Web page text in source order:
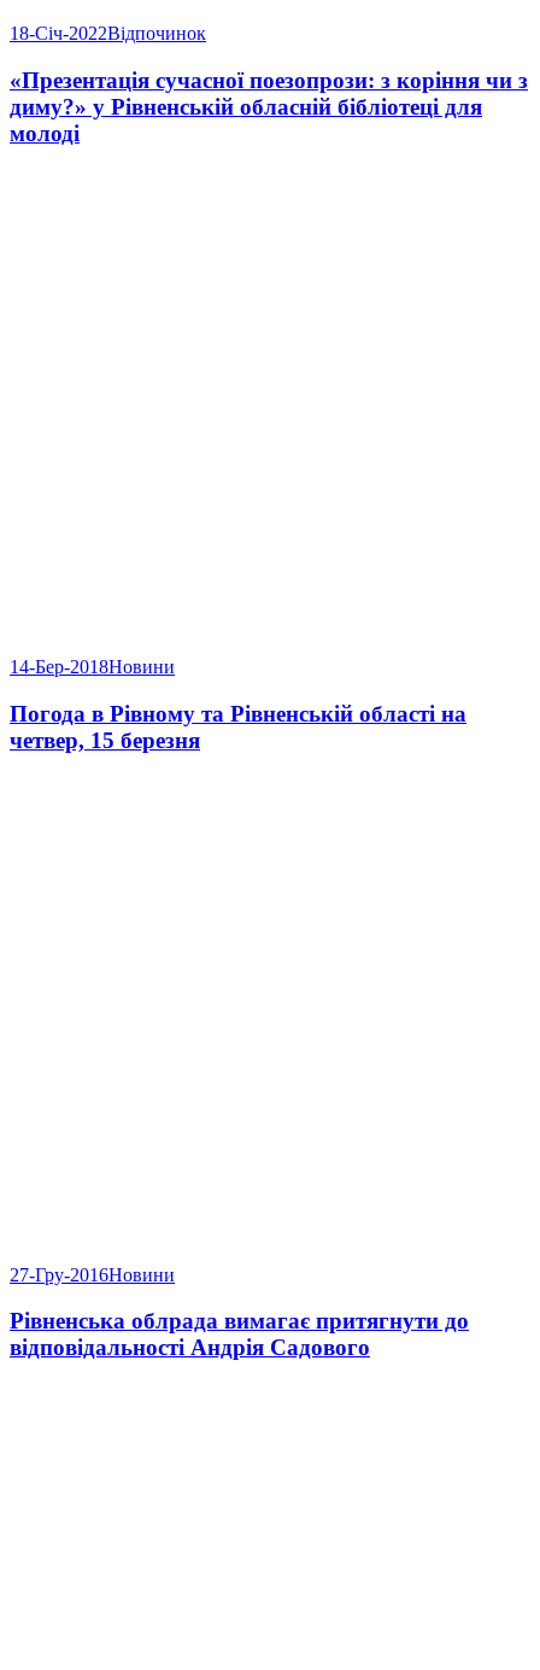
18-Січ-2022Відпочинок
«Презентація сучасної поезопрози: з коріння чи з
диму?» у Рівненській обласній бібліотеці для
молоді
14-Бер-2018Новини
Погода в Рівному та Рівненській області на
четвер, 15 березня
27-Гру-2016Новини
Рівненська облрада вимагає притягнути до
відповідальності Андрія Садового